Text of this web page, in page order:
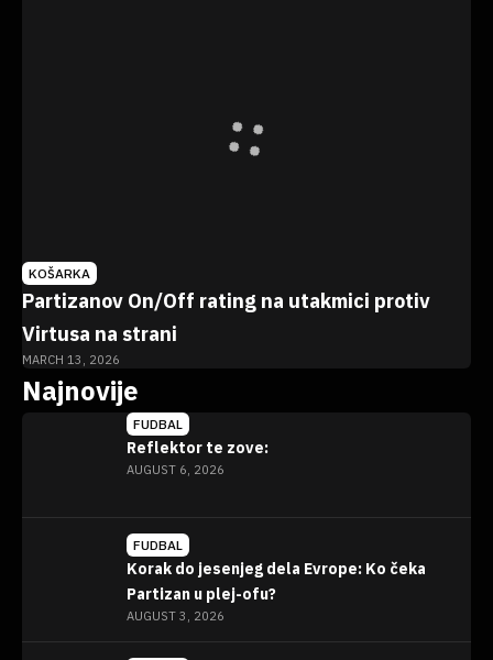
KOŠARKA
Partizanov On/Off rating na utakmici protiv
Virtusa na strani
MARCH 13, 2026
Najnovije
FUDBAL
Reflektor te zove:
AUGUST 6, 2026
FUDBAL
Korak do jesenjeg dela Evrope: Ko čeka
Partizan u plej-ofu?
AUGUST 3, 2026